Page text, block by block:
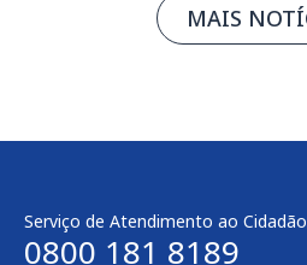
MAIS
Serviço de Atendimento ao
0800 181 8189